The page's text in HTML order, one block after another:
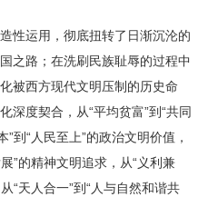
运用，彻底扭转了日渐沉沦的
之路；在洗刷民族耻辱的过程中
被西方现代文明压制的历史命
深度契合，从“平均贫富”到“共同
到“人民至上”的政治文明价值，
”的精神文明追求，从“义利兼
“天人合一”到“人与自然和谐共